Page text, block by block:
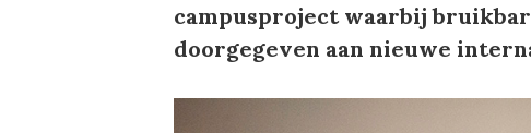
campusproject waarbij
doorgegeven aan nieuwe